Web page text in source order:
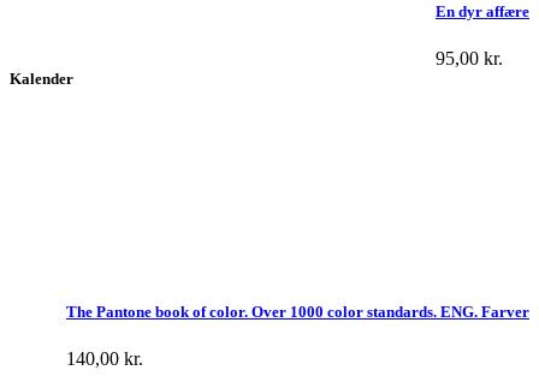
En dyr affære
95,00 kr.
The Pantone book of color. Over 1000 color standards. ENG. Farver
140,00 kr.
Kalender